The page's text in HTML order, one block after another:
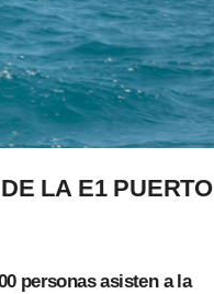
LA E1 PUERTO
personas asisten a la